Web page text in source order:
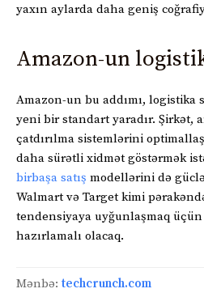
yaxın aylarda daha geniş
Amazon-un
Amazon-un bu addımı,
yeni bir standart yaradır. Şirkət,
çatdırılma sistemlərini
daha sürətli xidmət göstərmək
birbaşa satış modellərini də
Walmart və Target kimi
tendensiyaya uyğunlaşmaq
hazırlamalı olacaq.
Mənbə: techcrunch.com